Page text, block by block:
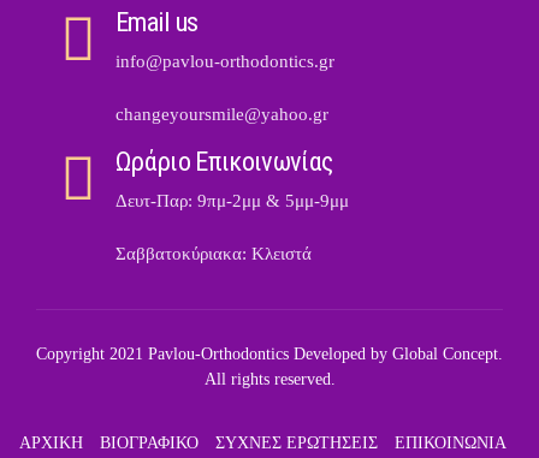
Email us
info@pavlou-orthodontics.gr
changeyoursmile@yahoo.gr
Ωράριο Επικοινωνίας
Δευτ-Παρ: 9πμ-2μμ & 5μμ-9μμ
Σαββατοκύριακα: Κλειστά
Copyright 2021 Pavlou-Orthodontics Developed by Global Concept.
All rights reserved.
ΑΡΧΙΚΗ ΒΙΟΓΡΑΦΙΚΟ ΣΥΧΝΕΣ ΕΡΩΤΗΣΕΙΣ ΕΠΙΚΟΙΝΩΝΙΑ